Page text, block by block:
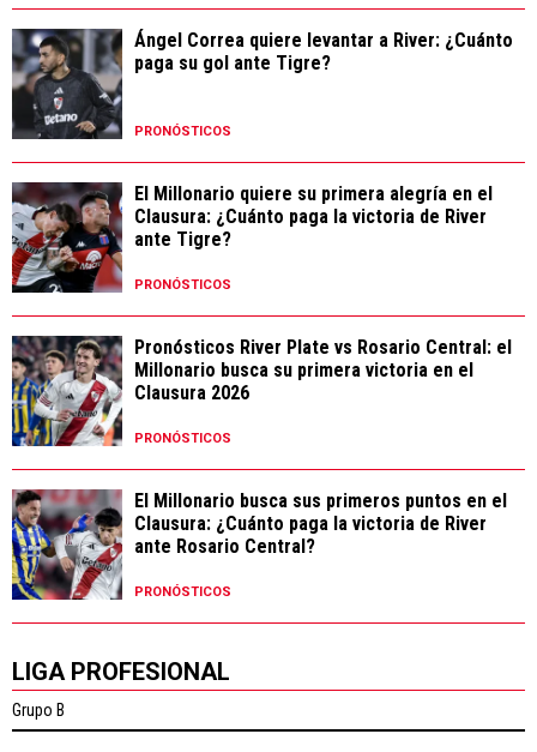
Ángel Correa quiere levantar a River: ¿Cuánto
paga su gol ante Tigre?
PRONÓSTICOS
El Millonario quiere su primera alegría en el
Clausura: ¿Cuánto paga la victoria de River
ante Tigre?
PRONÓSTICOS
Pronósticos River Plate vs Rosario Central: el
Millonario busca su primera victoria en el
Clausura 2026
PRONÓSTICOS
El Millonario busca sus primeros puntos en el
Clausura: ¿Cuánto paga la victoria de River
ante Rosario Central?
PRONÓSTICOS
LIGA PROFESIONAL